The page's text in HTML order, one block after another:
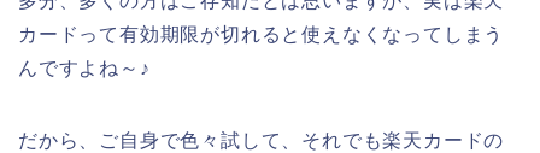
カードって有効期限が切れると使えなくなってしまう
んですよね～♪
だから、ご自身で色々試して、それでも楽天カードの